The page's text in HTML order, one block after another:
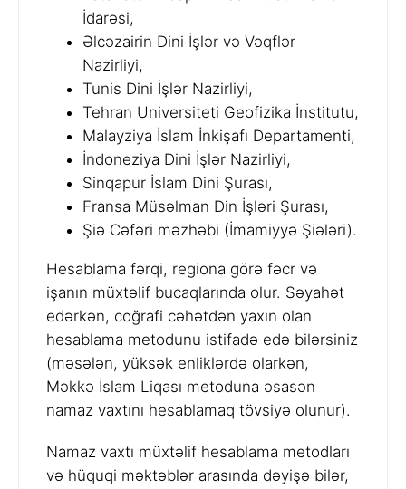
İdarəsi,
Əlcəzairin Dini İşlər və Vəqflər
Nazirliyi,
Tunis Dini İşlər Nazirliyi,
Tehran Universiteti Geofizika İnstitutu,
Malayziya İslam İnkişafı Departamenti,
İndoneziya Dini İşlər Nazirliyi,
Sinqapur İslam Dini Şurası,
Fransa Müsəlman Din İşləri Şurası,
Şiə Cəfəri məzhəbi (İmamiyyə Şiələri).
Hesablama fərqi, regiona görə fəcr və
işanın müxtəlif bucaqlarında olur. Səyahət
edərkən, coğrafi cəhətdən yaxın olan
hesablama metodunu istifadə edə bilərsiniz
(məsələn, yüksək enliklərdə olarkən,
Məkkə İslam Liqası metoduna əsasən
namaz vaxtını hesablamaq tövsiyə olunur).
Namaz vaxtı müxtəlif hesablama metodları
və hüquqi məktəblər arasında dəyişə bilər,